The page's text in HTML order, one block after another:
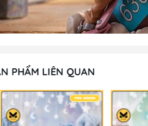
PHẨM LIÊN QUAN